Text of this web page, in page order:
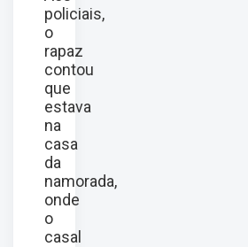
policiais,
o
rapaz
contou
que
estava
na
casa
da
namorada,
onde
o
casal